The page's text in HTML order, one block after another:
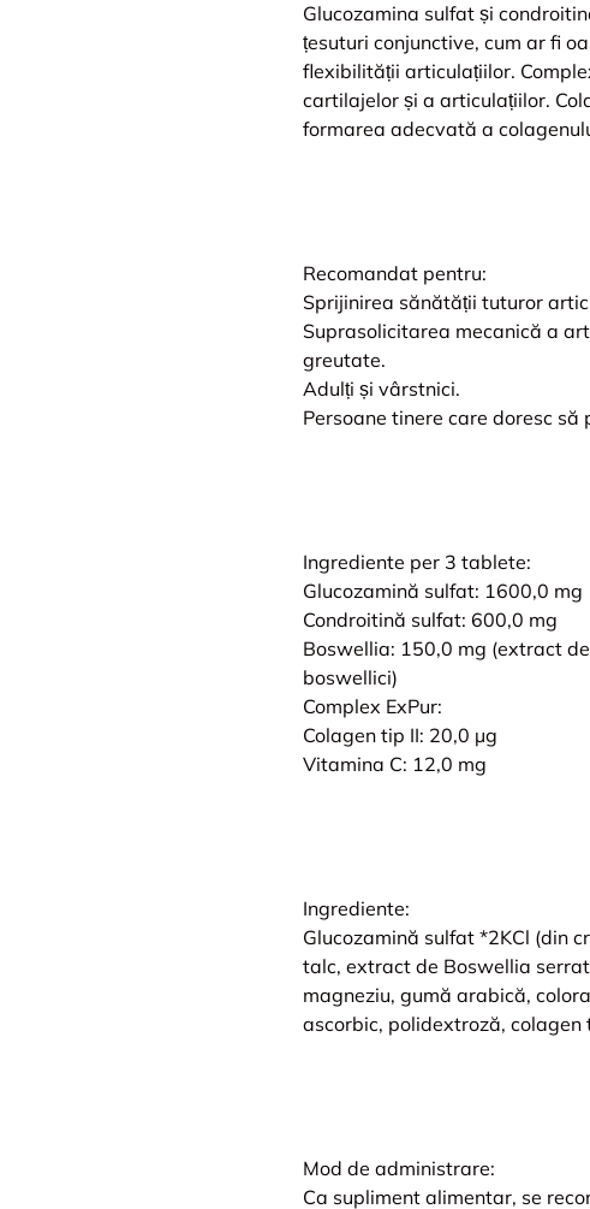
Glucozamina sulfat și
țesuturi conjunctive, cum ar fi
flexibilității articulațiilor.
cartilajelor și a articulațiilor.
formarea adecvată a
Recomandat pentru:
Sprijinirea sănătății tuturor
Suprasolicitarea mecanică a
greutate.
Adulți și vârstnici.
Persoane tinere care doresc
Ingrediente per 3 tablete:
Glucozamină sulfat: 1600,0 mg
Condroitină sulfat: 600,0 mg
Boswellia: 150,0 mg (extract
boswellici)
Complex ExPur:
Colagen tip II: 20,0 µg
Vitamina C: 12,0 mg
Ingrediente:
Glucozamină sulfat *2KCl (din
talc, extract de Boswellia
magneziu, gumă arabică,
ascorbic, polidextroză, colagen
Mod de administrare:
Ca supliment alimentar, se